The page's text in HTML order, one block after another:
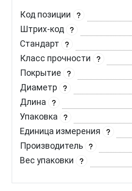
Код позиции
Штрих-код
Стандарт
Класс прочности
Покрытие
Диаметр
Длина
Упаковка
Единица измерения
Производитель
Вес упаковки